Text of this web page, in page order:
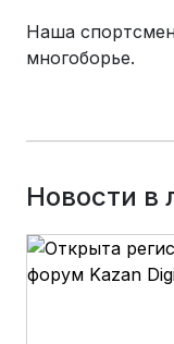
Наша
многоборье.
Новости в